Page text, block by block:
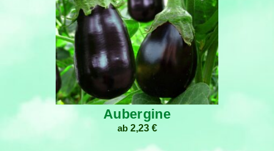
Aubergine
ab 2,23 €